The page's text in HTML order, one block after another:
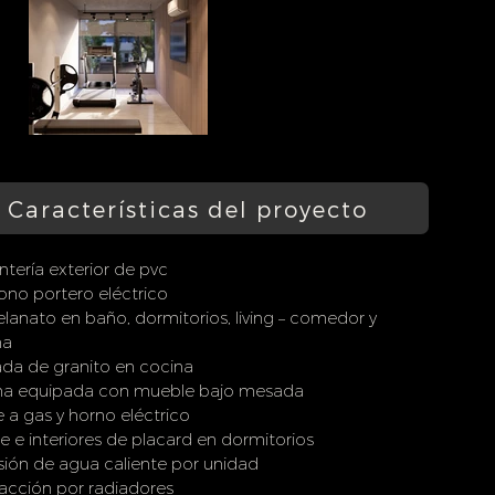
Características del proyecto
exterior de pvc
portero eléctrico
en baño, dormitorios, living – comedor y
de granito en cocina
equipada con mueble bajo mesada
a gas y horno eléctrico
e interiores de placard en dormitorios
de agua caliente por unidad
por radiadores